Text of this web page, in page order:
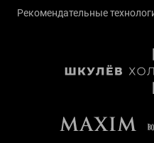
Рекомендательные